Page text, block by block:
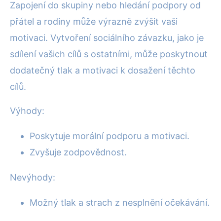
Zapojení do skupiny nebo hledání podpory od
přátel a rodiny může výrazně zvýšit vaši
motivaci. Vytvoření sociálního závazku, jako je
sdílení vašich cílů s ostatními, může poskytnout
dodatečný tlak a motivaci k dosažení těchto
cílů.
Výhody:
Poskytuje morální podporu a motivaci.
Zvyšuje zodpovědnost.
Nevýhody:
Možný tlak a strach z nesplnění očekávání.